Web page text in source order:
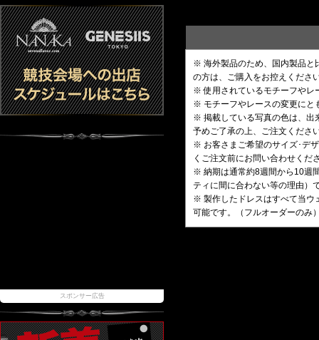
スポンサー広告
※ 海外製品のため、国内製品と
の方は、ご購入をお控えくださ
※ 使用されているモチーフやレ
※ モチーフやレースの変更にと
※ 掲載している写真の色は、出
予めご了承の上、ご注文くださ
※ お客さまご希望のサイズ･デ
くご注文前にお問い合わせくだ
※ 納期は通常約8週間から10週
ティに間に合わない等の理由）
※ 製作したドレスはすべて当ウ
可能です。（フルオーダーのみ